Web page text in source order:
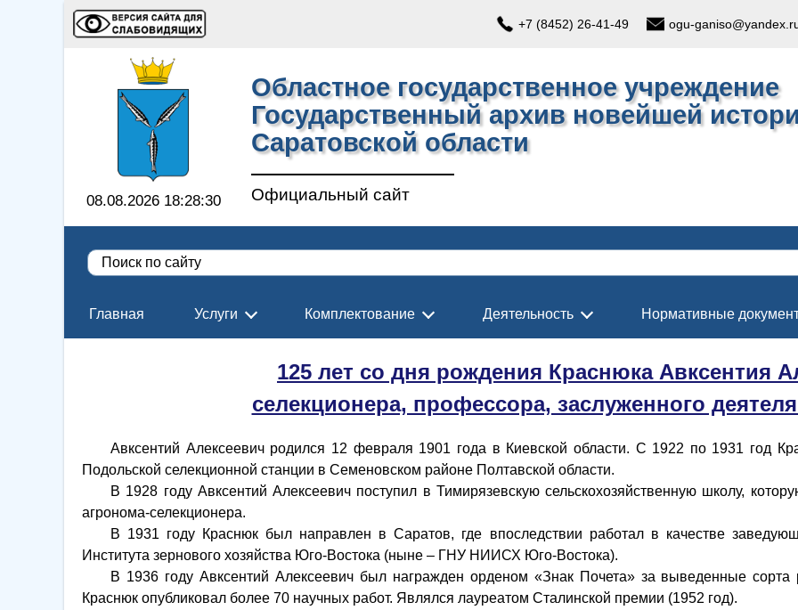
+7 (8452) 26-41-49 ogu-
08.08.2026 18:28:30
Областное государственное учреждение
Государственный архив новейшей
Саратовской области
Официальный сайт
Главная Услуги Комплектование Деятельность Нормативные
125 лет со дня рождения Краснюка Авксентия
селекционера, профессора, заслуженного
Авксентий Алексеевич родился 12 февраля 1901 года в Киевской области. С 1922 по 1931 год
Подольской селекционной станции в Семеновском районе Полтавской области.
В 1928 году Авксентий Алексеевич поступил в Тимирязевскую сельскохозяйственную школу,
агронома-селекционера.
В 1931 году Краснюк был направлен в Саратов, где впоследствии работал в качестве
Института зернового хозяйства Юго-Востока (ныне – ГНУ НИИСХ Юго-Востока).
В 1936 году Авксентий Алексеевич был награжден орденом «Знак Почета» за выведенные
Краснюк опубликовал более 70 научных работ. Являлся лауреатом Сталинской премии (1952 год).